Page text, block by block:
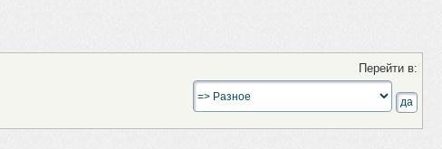
Перейти в: